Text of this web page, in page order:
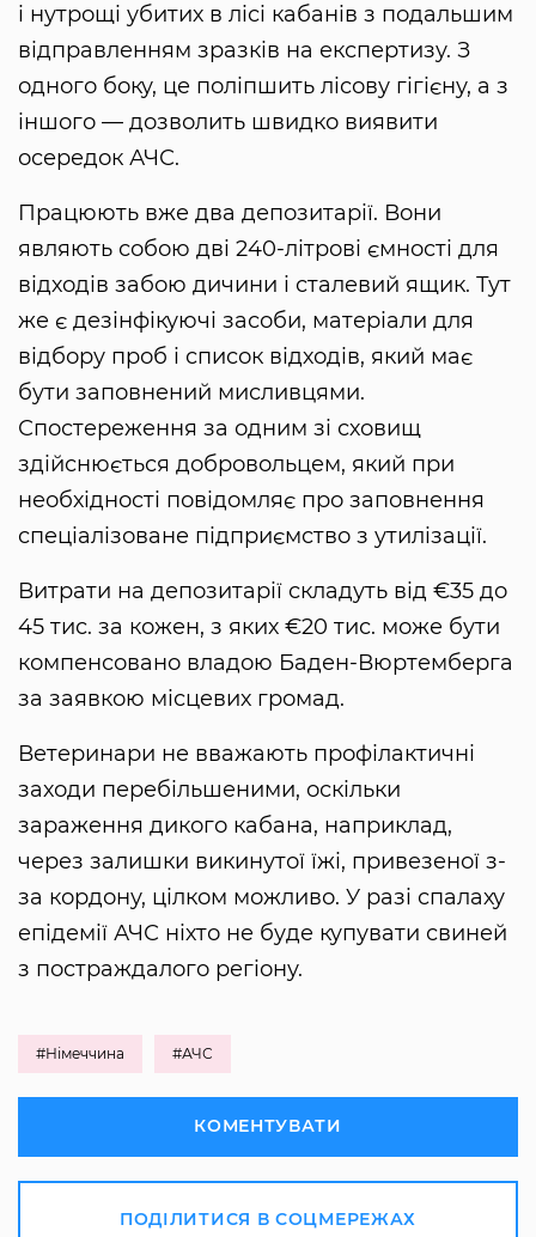
і нутрощі убитих в лісі кабанів з подальшим
відправленням зразків на експертизу. З
одного боку, це поліпшить лісову гігієну, а з
іншого — дозволить швидко виявити
осередок АЧС.
Працюють вже два депозитарії. Вони
являють собою дві 240-літрові ємності для
відходів забою дичини і сталевий ящик. Тут
же є дезінфікуючі засоби, матеріали для
відбору проб і список відходів, який має
бути заповнений мисливцями.
Спостереження за одним зі сховищ
здійснюється добровольцем, який при
необхідності повідомляє про заповнення
спеціалізоване підприємство з утилізації.
Витрати на депозитарії складуть від €35 до
45 тис. за кожен, з яких €20 тис. може бути
компенсовано владою Баден-Вюртемберга
за заявкою місцевих громад.
Ветеринари не вважають профілактичні
заходи перебільшеними, оскільки
зараження дикого кабана, наприклад,
через залишки викинутої їжі, привезеної з-
за кордону, цілком можливо. У разі спалаху
епідемії АЧС ніхто не буде купувати свиней
з постраждалого регіону.
#Німеччина #АЧС
КОМЕНТУВАТИ
ПОДІЛИТИСЯ В СОЦМЕРЕЖАХ